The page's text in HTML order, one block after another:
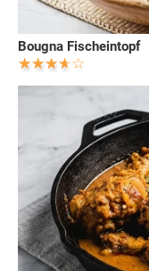
Bougna Fischeintopf